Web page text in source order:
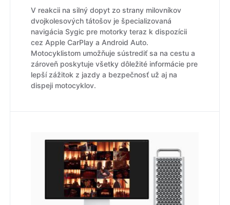
V reakcii na silný dopyt zo strany milovníkov
dvojkolesových tátošov je špecializovaná
navigácia Sygic pre motorky teraz k dispozícii
cez Apple CarPlay a Android Auto.
Motocyklistom umožňuje sústrediť sa na cestu a
zároveň poskytuje všetky dôležité informácie pre
lepší zážitok z jazdy a bezpečnosť už aj na
dispeji motocyklov.